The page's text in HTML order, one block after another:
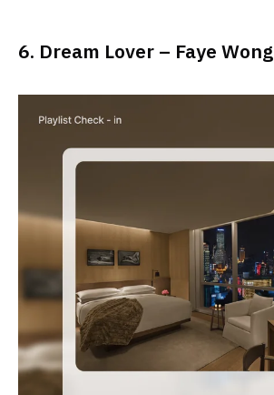
6. Dream Lover – Faye Wong